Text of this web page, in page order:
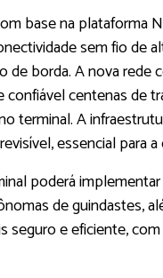
base na plataforma
sem fio de
borda. A nova rede
centenas de
terminal. A
essencial para
poderá
de guindastes,
e eficiente,